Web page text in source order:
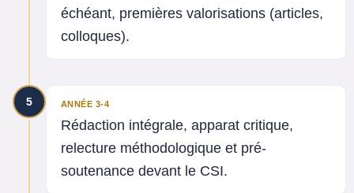
échéant, premières valorisations (articles,
colloques).
5 ANNÉE 3-4
Rédaction intégrale, apparat critique,
relecture méthodologique et pré-
soutenance devant le CSI.